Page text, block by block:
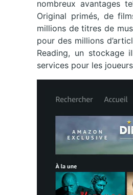
nombreux avantages
Original primés, de
millions de titres de
pour des millions
Reading, un stockage
services pour les